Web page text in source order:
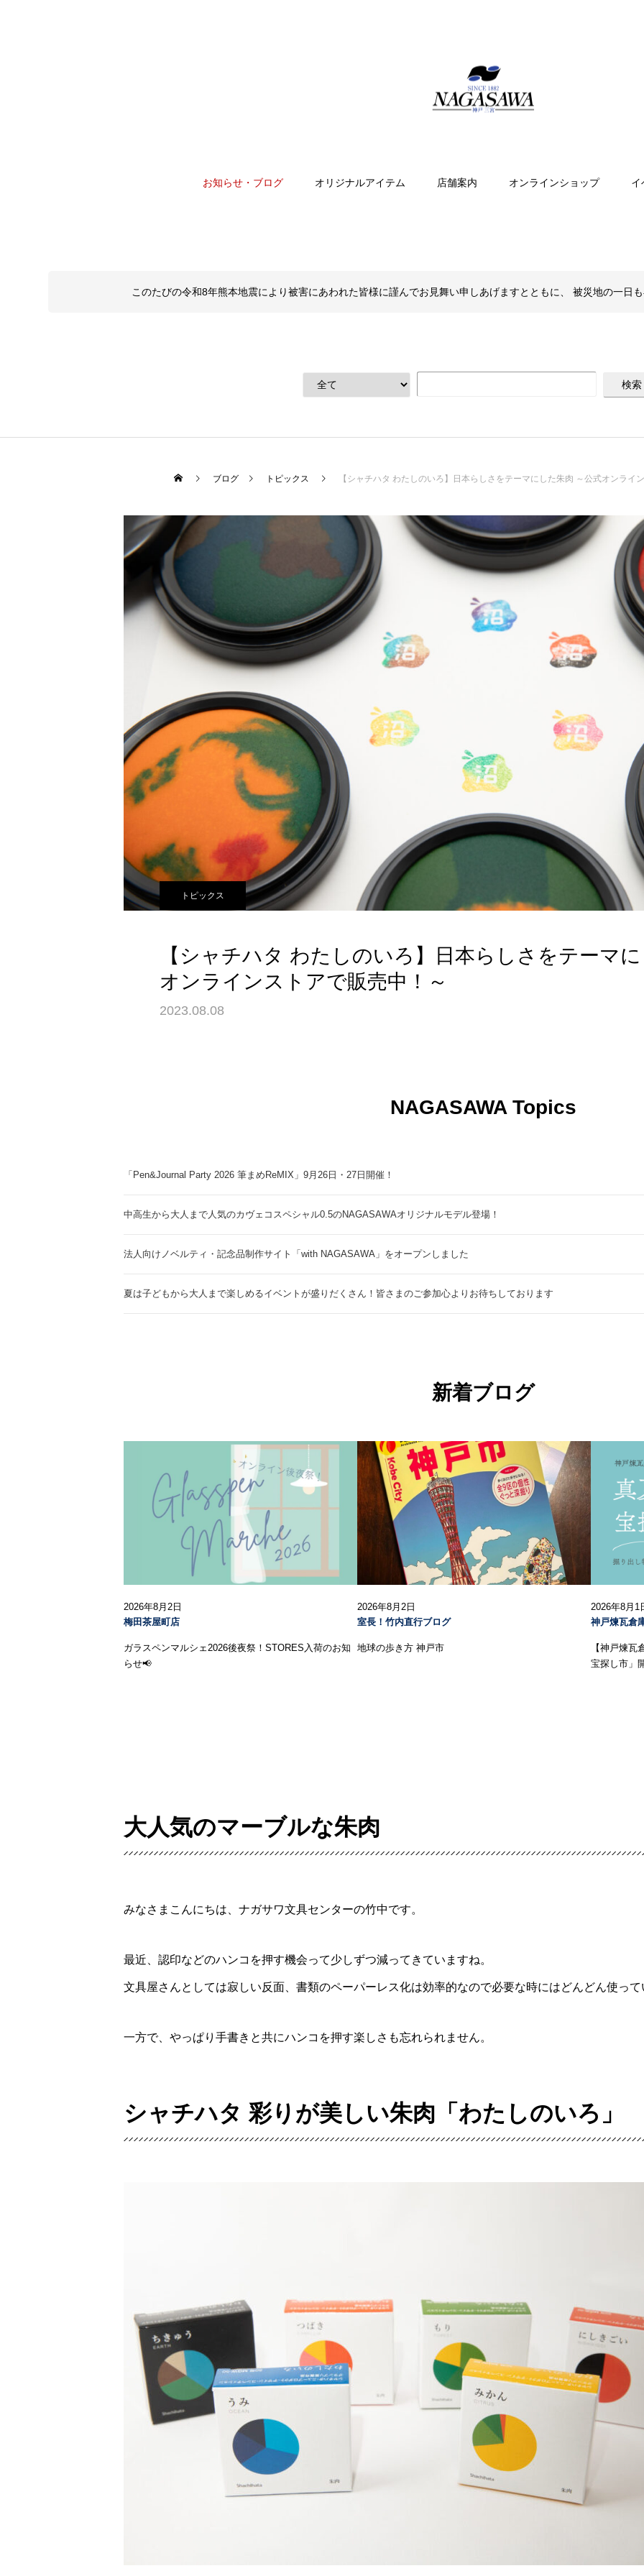
お知らせ・ブログ オリジナルアイテム 店舗案内 オンラインショップ イ
このたびの令和8年熊本地震により被害にあわれた皆様に謹んでお見舞い申しあげますとともに、 被災地の一日
ブログ トピックス 【シャチハタ わたしのいろ】日本らしさをテーマにした朱肉 ～公式オンライ
トピックス
【シャチハタ わたしのいろ】日本らしさをテーマ
オンラインストアで販売中！～
2023.08.08
NAGASAWA Topics
「Pen&Journal Party 2026 筆まめReMIX」9月26日・27日開催！
中高生から大人まで人気のカヴェコスペシャル0.5のNAGASAWAオリジナルモデル登場！
法人向けノベルティ・記念品制作サイト「with NAGASAWA」をオープンしました
夏は子どもから大人まで楽しめるイベントが盛りだくさん！皆さまのご参加心よりお待ちしております
新着ブログ
2026年8月2日
梅田茶屋町店
ガラスペンマルシェ2026後夜祭！STORES入荷のお知
らせ📢
2026年8月2日
室長！竹内直行ブログ
地球の歩き方 神戸市
2026年8月1
神戸煉瓦倉
【神戸煉瓦
宝探し市」
大人気のマーブルな朱肉
みなさまこんにちは、ナガサワ文具センターの竹中です。
最近、認印などのハンコを押す機会って少しずつ減ってきていますね。
文具屋さんとしては寂しい反面、書類のペーパーレス化は効率的なので必要な時にはどんどん使っ
一方で、やっぱり手書きと共にハンコを押す楽しさも忘れられません。
シャチハタ 彩りが美しい朱肉「わたしのいろ」